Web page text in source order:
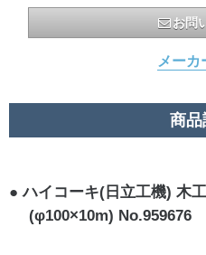
お問
メーカ
商品
ハイコーキ(日立工機) 木
(φ100×10m) No.959676